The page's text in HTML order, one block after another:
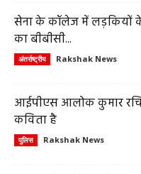
सेना के कॉलेज में लड़कियों
का बीबीसी...
अंतर्राष्ट्रीय Rakshak News
आईपीएस आलोक कुमार
कविता है
पुलिस Rakshak News